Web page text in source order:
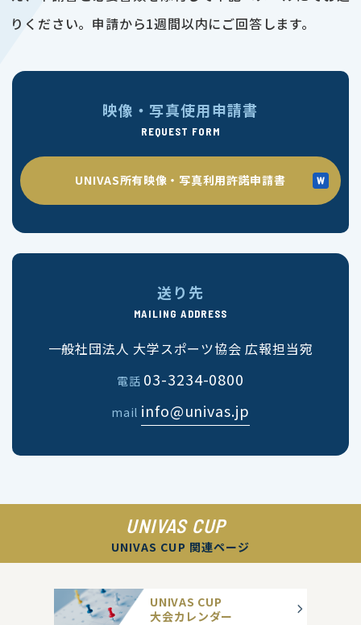
りください。申請から1週間以内にご回答します。
映像・写真使用申請書
REQUEST FORM
UNIVAS所有映像・写真利用許諾申請書
送り先
MAILING ADDRESS
一般社団法人 大学スポーツ協会 広報担当宛
電話 03-3234-0800
mail info@univas.jp
UNIVAS CUP
UNIVAS CUP 関連ページ
UNIVAS CUP
大会カレンダー